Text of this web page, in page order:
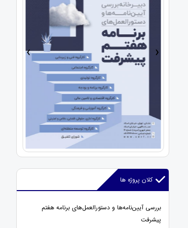
› ‹
کلان پروژه ها
بررسی آیین‌نامه‌ها و دستورالعمل‌های برنامه هفتم
پیشرفت